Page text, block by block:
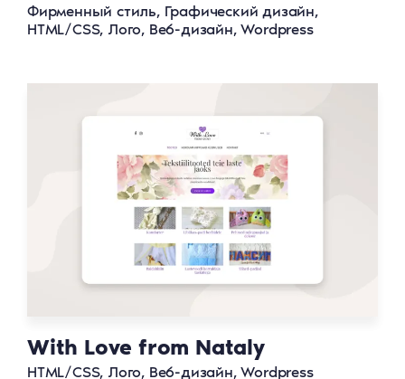
Фирменный стиль, Графический дизайн,
HTML/CSS, Лого, Веб-дизайн, Wordpress
With Love from Nataly
HTML/CSS, Лого, Веб-дизайн, Wordpress